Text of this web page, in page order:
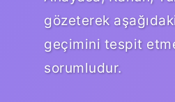
gözeterek
geçimini tespit
sorumludur.